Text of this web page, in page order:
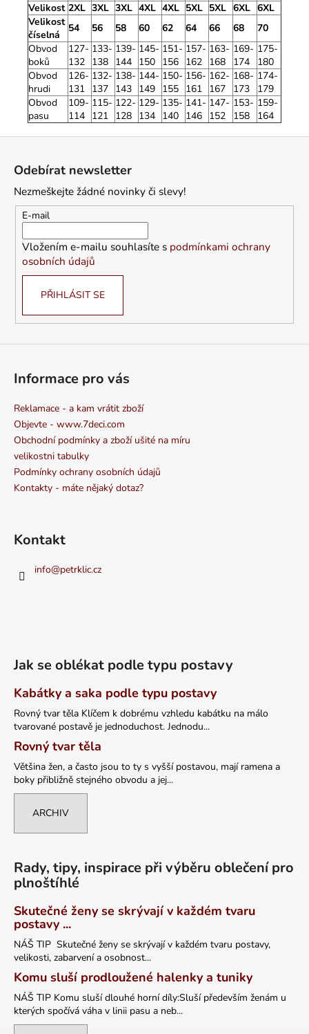
Velikost 2XL 3XL 3XL 4XL 4XL 5XL 5XL 6XL 6XL
Velikost
číselná
54 56 58 60 62 64 66 68
70
Obvod
boků
127-
132
133-
138
139-
144
145-
150
151-
156
157-
162
163-
168
169-
174
175-
180
Obvod
hrudi
126-
131
132-
137
138-
143
144-
149
150-
155
156-
161
162-
167
168-
173
174-
179
Obvod
pasu
109-
114
115-
121
122-
128
129-
134
135-
140
141-
146
147-
152
153-
158
159-
164
Odebírat newsletter
Nezmeškejte žádné novinky či slevy!
E-mail
Vložením e-mailu souhlasíte s podmínkami ochrany
osobních údajů
PŘIHLÁSIT SE
Informace pro vás
Reklamace - a kam vrátit zboží
Objevte - www.7deci.com
Obchodní podmínky a zboží ušité na míru
velikostni tabulky
Podmínky ochrany osobních údajů
Kontakty - máte nějaký dotaz?
Kontakt
info@petrklic.cz
Jak se oblékat podle typu postavy
Kabátky a saka podle typu postavy
Rovný tvar těla Klíčem k dobrému vzhledu kabátku na málo
tvarované postavě je jednoduchost. Jednodu...
Rovný tvar těla
Většina žen, a často jsou to ty s vyšší postavou, mají ramena a
boky přibližně stejného obvodu a jej...
ARCHIV
Rady, tipy, inspirace při výběru oblečení pro
plnoštíhlé
Skutečné ženy se skrývají v každém tvaru
postavy ...
NÁŠ TIP Skutečné ženy se skrývají v každém tvaru postavy,
velikosti, zabarvení a osobnost...
Komu sluší prodloužené halenky a tuniky
NÁŠ TIP Komu sluší dlouhé horní díly:Sluší především ženám u
kterých spočívá váha v linii pasu a neb...